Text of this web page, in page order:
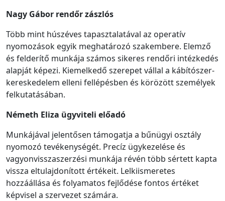
Nagy Gábor rendőrzászlós
Több mint húszéves tapasztalatával az operatív
nyomozások egyik meghatározó szakembere. Elemző
és felderítő munkája számos sikeres rendőri intézkedés
alapját képezi. Kiemelkedő szerepet vállal a kábítószer-
kereskedelem elleni fellépésben és körözött személyek
felkutatásában.
Németh Eliza ügyviteli előadó
Munkájával jelentősen támogatja a bűnügyi osztály
nyomozó tevékenységét. Precíz ügykezelése és
vagyonvisszaszerzési munkája révén több sértett kapta
vissza eltulajdonított értékeit. Lelkiismeretes
hozzáállása és folyamatos fejlődése fontos értéket
képvisel a szervezet számára.